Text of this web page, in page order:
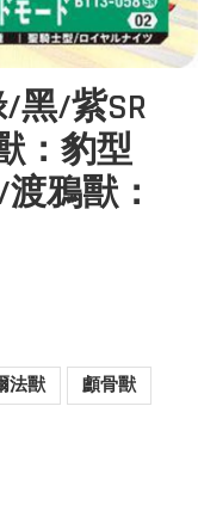
/黑/紫SR
：豹型
鴉獸：
法獸
顱骨獸